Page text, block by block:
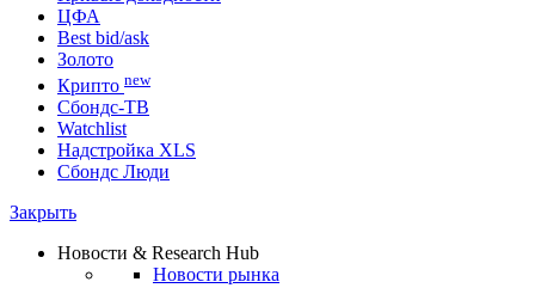
Портфель
Консенсусы
Поиск облигаций (ИИ)
Кривые доходности
ЦФА
Best bid/ask
Золото
Крипто new
Watchlist
Сбондс Люди